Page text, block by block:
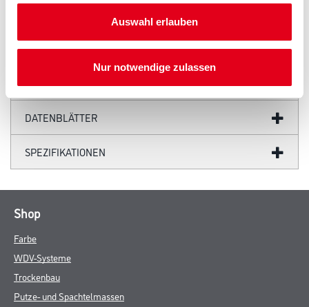
Auswahl erlauben
Nur notwendige zulassen
ZUSATZINFOS
GEFAHRENHINWEISE
DATENBLÄTTER
SPEZIFIKATIONEN
Shop
Farbe
WDV-Systeme
Trockenbau
Putze- und Spachtelmassen